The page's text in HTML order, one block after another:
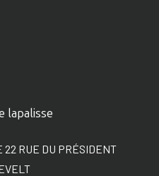
lapalisse
RUE DU PRÉSIDENT